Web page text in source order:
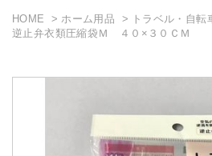
HOME ホーム用品
トラベル・自転
逆止弁衣類圧縮袋Ｍ ４０×３０ＣＭ